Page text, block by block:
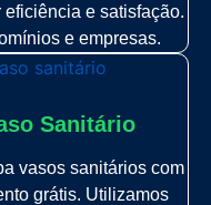
e satisfação.
e empresas.
Sanitário
vasos sanitários com
grátis. Utilizamos